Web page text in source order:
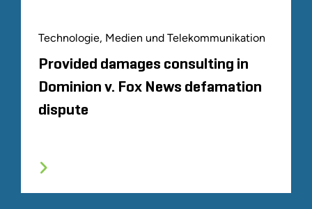
Technologie, Medien und Telekommunikation
Provided damages consulting in
Dominion v. Fox News defamation
dispute